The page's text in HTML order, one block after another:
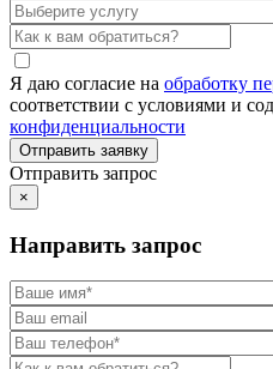
Я даю согласие на обработку
соответствии с условиями и
конфиденциальности
Отправить запрос
×
Направить запрос